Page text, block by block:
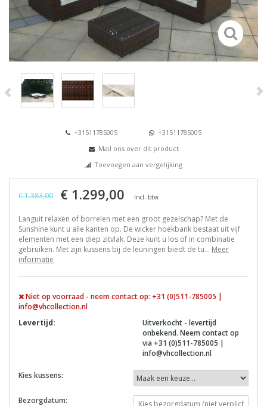
+31511785005
+31511785005
Mail ons over dit product
Toevoegen aan vergelijking
€ 1.383,00 € 1.299,00 Incl. btw
Languit relaxen of borrelen met een groot gezelschap? Met de
Sunshine kunt u alle kanten op. De wicker hoekbank bestaat uit vijf
elementen met een diep zitvlak. Deze kunt u los of in combinatie
gebruiken. Met zijn kussens bij de leuningen biedt de tu... Meer
informatie
Niet op voorraad - neem contact op: +31 (0)511-785005 |
info@vhcollection.nl
Levertijd:
Uitverkocht - levertijd
onbekend. Neem contact op
via +31 (0)511-785005 |
info@vhcollection.nl
Kies kussens:
Bezorgdatum: